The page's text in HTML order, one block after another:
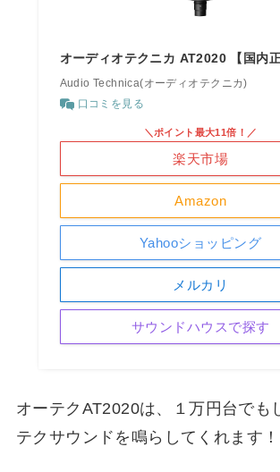
オーディオテクニカ AT2020 【国内正
Audio Technica(オーディオテクニカ)
口コミを見る
Amazon
＼ポイント最大11倍！／
楽天市場
Yahooショッピング
メルカリ
サウンドハウスで探す
オーテクAT2020は、１万円台でも
テクサウンドを鳴らしてくれます！